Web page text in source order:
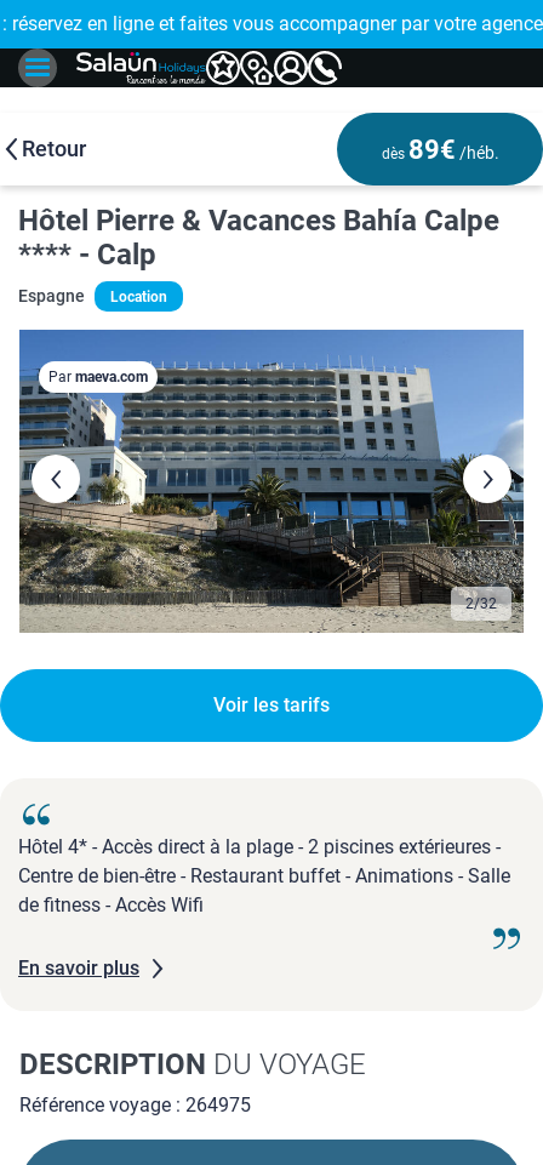
!
: réservez en ligne et faites vous accompagner par votre
🤩
Retour dès 89€ /héb.
Hôtel Pierre & Vacances Bahía Calpe
**** - Calp
Espagne Location
2/32
Par maeva.com
Voir les tarifs
Hôtel 4* - Accès direct à la plage - 2 piscines extérieures -
Centre de bien-être - Restaurant buffet - Animations - Salle
de fitness - Accès Wifi
En savoir plus
DESCRIPTION DU VOYAGE
Référence voyage : 264975